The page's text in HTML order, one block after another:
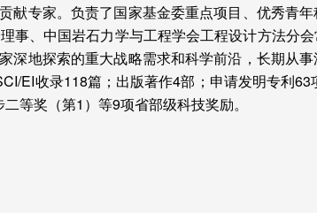
献专家。负责了国家基金委重点项目、优秀青
事、中国岩石力学与工程学会工程设计方法分
深地探索的重大战略需求和科学前沿，长期从
EI收录118篇；出版著作4部；申请发明专利63
二等奖（第1 ）等9项省部级科技奖励。